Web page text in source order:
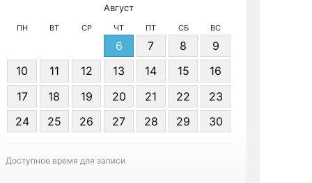
Август
ПН ВТ СР ЧТ ПТ СБ ВС
6 7 8
9
10
11 12 13 14 15
16
17
18 19 20 21 22
23
24
25 26 27 28 29 30
Доступное время для записи